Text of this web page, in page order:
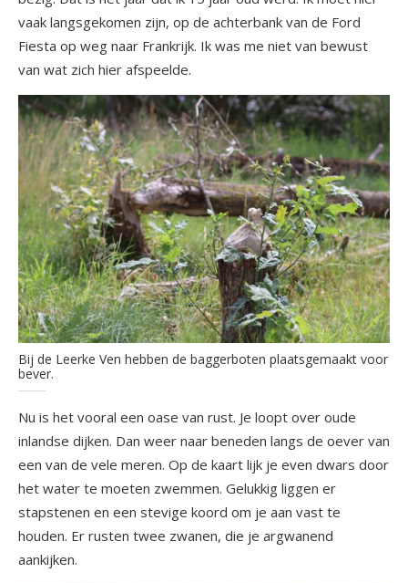
vaak langsgekomen zijn, op de achterbank van de Ford
Fiesta op weg naar Frankrijk. Ik was me niet van bewust
van wat zich hier afspeelde.
Bij de Leerke Ven hebben de baggerboten plaatsgemaakt voor
bever.
Nu is het vooral een oase van rust. Je loopt over oude
inlandse dijken. Dan weer naar beneden langs de oever van
een van de vele meren. Op de kaart lijk je even dwars door
het water te moeten zwemmen. Gelukkig liggen er
stapstenen en een stevige koord om je aan vast te
houden. Er rusten twee zwanen, die je argwanend
aankijken.